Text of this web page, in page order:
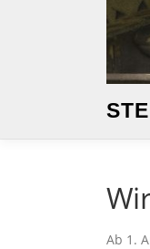
Ab 1.